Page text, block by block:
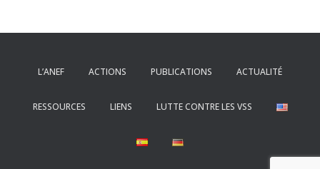
publications
L’ANEF ACTIONS PUBLICATIONS ACTUALITÉ
RESSOURCES LIENS LUTTE CONTRE LES VSS